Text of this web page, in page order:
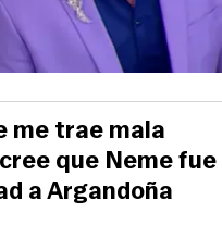
me trae mala
que Neme fue
a Argandoña